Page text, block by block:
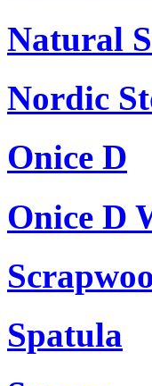
Natural
Nordic
Onice D
Onice D
Spatula